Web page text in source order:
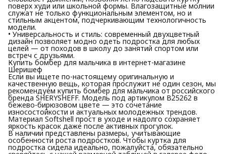
поверх худи или школьной формы. Влагозащитные молнии
служат не только функциональным элементом, но и
стильным акцентом, подчеркивающим технологичность
модели.
• Универсальность и стиль: современный двухцветный
дизайн позволяет модно одеть подростка для любых
целей — от походов в школу до занятий спортом или
встреч с друзьями.
Купить бомбер для мальчика в интернет-магазине
Шеришеф
Если вы ищете по-настоящему оригинальную и
качественную вещь, которая прослужит не один сезон, мы
рекомендуем купить бомбер для мальчика от российского
бренда SHERYSHEFF. Модель под артикулом В25262 в
бежево-бирюзовом цвете — это сочетание
износостойкости и актуальных молодежных трендов.
Материал Softshell прост в уходе и надолго сохраняет
яркость красок даже после активных прогулок.
В наличии представлены размеры, учитывающие
особенности роста подростков. Чтобы куртка для
подростка сидела идеально, пожалуйста, обязательно